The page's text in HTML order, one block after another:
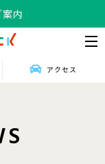
内
アクセス
S